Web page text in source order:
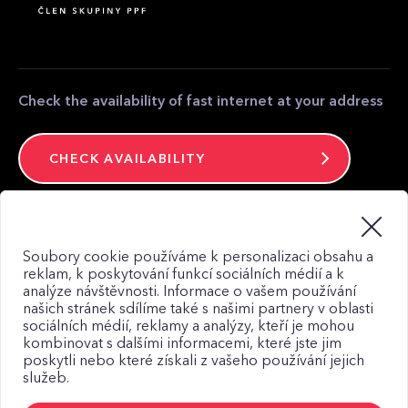
Check the availability of fast internet at your address
CHECK AVAILABILITY
Web map
Privacy Policy
Soubory cookie používáme k personalizaci obsahu a
reklam, k poskytování funkcí sociálních médií a k
analýze návštěvnosti. Informace o vašem používání
našich stránek sdílíme také s našimi partnery v oblasti
sociálních médií, reklamy a analýzy, kteří je mohou
kombinovat s dalšími informacemi, které jste jim
poskytli nebo které získali z vašeho používání jejich
služeb.